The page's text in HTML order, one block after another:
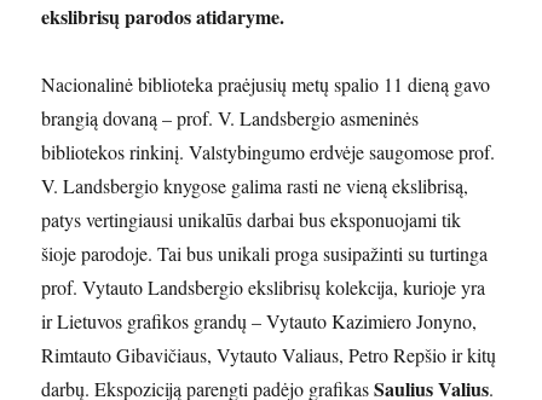
ekslibrisų parodos atidaryme.
Nacionalinė biblioteka praėjusių metų spalio 11 dieną gavo
brangią dovaną – prof. V. Landsbergio asmeninės
bibliotekos rinkinį. Valstybingumo erdvėje saugomose prof.
V. Landsbergio knygose galima rasti ne vieną ekslibrisą,
patys vertingiausi unikalūs darbai bus eksponuojami tik
šioje parodoje. Tai bus unikali proga susipažinti su turtinga
prof. Vytauto Landsbergio ekslibrisų kolekcija, kurioje yra
ir Lietuvos grafikos grandų – Vytauto Kazimiero Jonyno,
Rimtauto Gibavičiaus, Vytauto Valiaus, Petro Repšio ir kitų
darbų. Ekspoziciją parengti padėjo grafikasSaulius Valius.